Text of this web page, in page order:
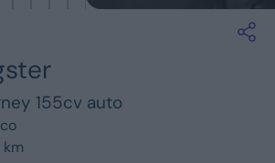
Vedi tutti i marchi
155cv auto